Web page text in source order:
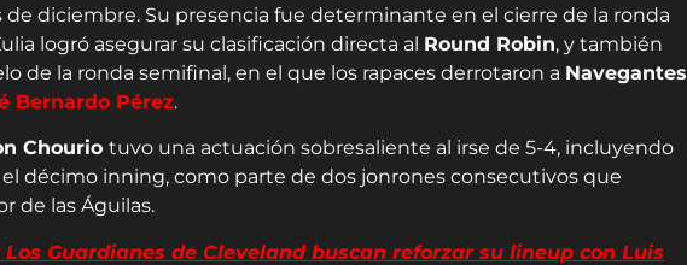
diciembre. Su presencia fue determinante en el cierre de la ronda
logró asegurar su clasificación directa al Round Robin, y también
de la ronda semifinal, en el que los rapaces derrotaron a Navegantes
Bernardo Pérez.
Chourio tuvo una actuación sobresaliente al irse de 5-4, incluyendo
décimo inning, como parte de dos jonrones consecutivos que
de las Águilas.
Los Guardianes de Cleveland buscan reforzar su lineup con Luis